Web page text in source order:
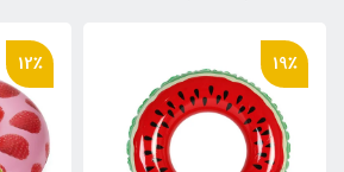
19٪ 12٪